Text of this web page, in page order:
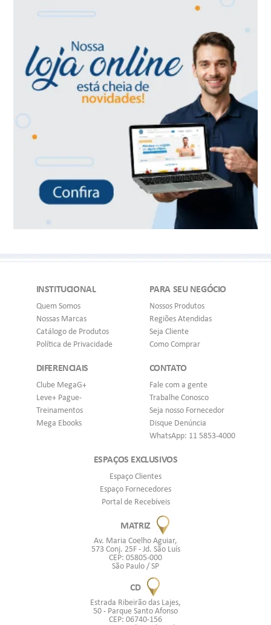
INSTITUCIONAL
Quem Somos
Nossas Marcas
Catálogo de Produtos
Política de Privacidade
PARA SEU NEGÓCIO
Nossos Produtos
Regiões Atendidas
Seja Cliente
Como Comprar
DIFERENCIAIS
Clube MegaG+
Leve+ Pague-
Treinamentos
Mega Ebooks
CONTATO
Fale com a gente
Trabalhe Conosco
Seja nosso Fornecedor
Disque Denúncia
WhatsApp: 11 5853-4000
ESPAÇOS EXCLUSIVOS
Espaço Clientes
Espaço Fornecedores
Portal de Recebíveis
MATRIZ
Av. Maria Coelho Aguiar,
573 Conj. 25F - Jd. São Luís
CEP: 05805-000
São Paulo / SP
CD
Estrada Ribeirão das Lajes,
50 - Parque Santo Afonso
CEP: 06740-156